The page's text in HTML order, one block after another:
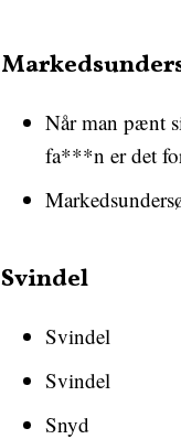
Når man pænt
fa***n er det
Svindel
Svindel
Svindel
Snyd